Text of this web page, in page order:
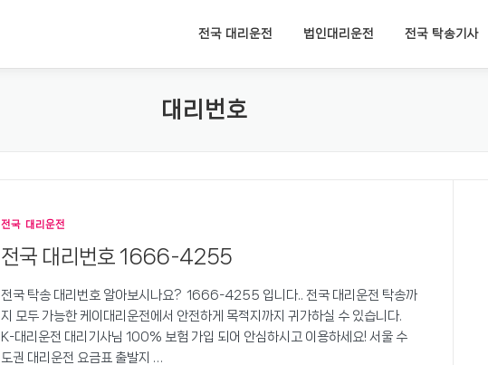
전국 대리운전 법인대리운전 전국 탁송기사
대리번호
전국 대리운전
전국 대리번호 1666-4255
전국 탁송 대리번호 알아보시나요? 1666-4255 입니다.. 전국 대리운전 탁송까
지 모두 가능한 케이대리운전에서 안전하게 목적지까지 귀가하실 수 있습니다.
K-대리운전 대리기사님 100% 보험 가입 되어 안심하시고 이용하세요! 서울 수
도권 대리운전 요금표 출발지 …